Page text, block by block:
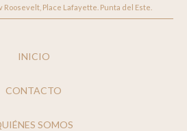
Roosevelt, Place Lafayette. Punta del Este.
INICIO
CONTACTO
SOMOS